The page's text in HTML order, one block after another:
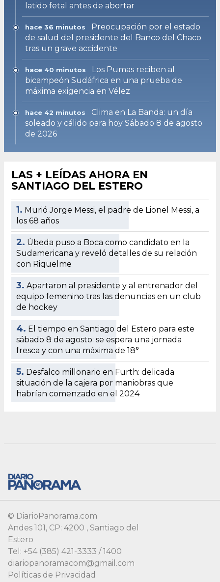
latido fetal antes de abortar
hace 36 minutos
Preocupación por el estado
de salud del presidente del Banco del Chaco
tras un grave accidente
hace 40 minutos
Los Pumas reciben al
bicampeón Sudáfrica en una prueba de
máxima exigencia en Vélez
hace 42 minutos
Clima en La Banda: un día
soleado y cálido para hoy Sábado 8 de agosto
de 2026
LAS + LEÍDAS AHORA EN
SANTIAGO DEL ESTERO
1. Murió Jorge Messi, el padre de Lionel Messi, a
los 68 años
2. Úbeda puso a Boca como candidato en la
Sudamericana y reveló detalles de su relación
con Riquelme
3. Apartaron al presidente y al entrenador del
equipo femenino tras las denuncias en un club
de hockey
4. El tiempo en Santiago del Estero para este
sábado 8 de agosto: se espera una jornada
fresca y con una máxima de 18°
5. Desfalco millonario en Furth: delicada
situación de la cajera por maniobras que
habrían comenzado en el 2024
© DiarioPanorama.com
Andes 101, CP: 4200 , Santiago del
Estero
Tel: +54 (385) 421-3333 / 1400
diariopanoramacom@gmail.com
Políticas de Privacidad